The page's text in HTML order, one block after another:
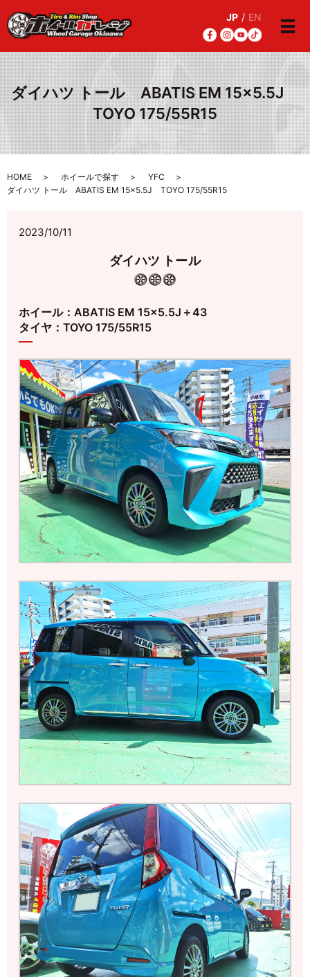
JP / EN
メ
ダイハツ トール ABATIS EM 15×5.5J
TOYO 175/55R15
HOME ホイールで探す
YFC
ダイハツ トール ABATIS EM 15×5.5J TOYO 175/55R15
2023/10/11
ダイハツ トール
ホイール：ABATIS EM 15×5.5J＋43
タイヤ：TOYO 175/55R15